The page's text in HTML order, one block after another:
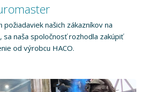
našich zákazníkov na
sa naša spoločnosť rozhodla zakúpiť
od výrobcu HACO.